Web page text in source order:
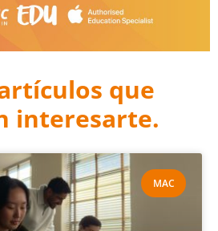
que
interesarte.
MAC